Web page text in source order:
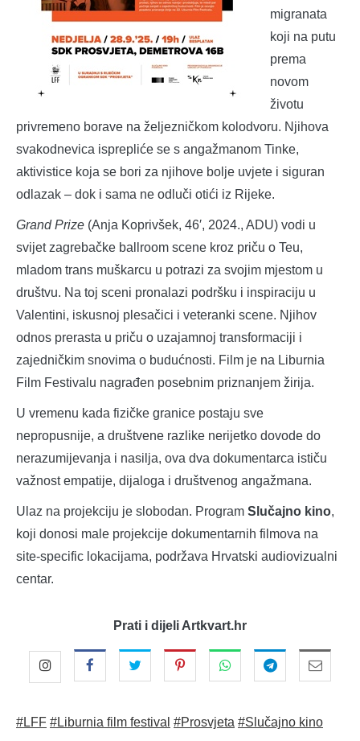
migranata
koji na putu
prema
novom
životu
privremeno borave na željezničkom kolodvoru. Njihova
svakodnevica isprepliće se s angažmanom Tinke,
aktivistice koja se bori za njihove bolje uvjete i siguran
odlazak – dok i sama ne odluči otići iz Rijeke.
Grand Prize (Anja Koprivšek, 46′, 2024., ADU) vodi u
svijet zagrebačke ballroom scene kroz priču o Teu,
mladom trans muškarcu u potrazi za svojim mjestom u
društvu. Na toj sceni pronalazi podršku i inspiraciju u
Valentini, iskusnoj plesačici i veteranki scene. Njihov
odnos prerasta u priču o uzajamnoj transformaciji i
zajedničkim snovima o budućnosti. Film je na Liburnia
Film Festivalu nagrađen posebnim priznanjem žirija.
U vremenu kada fizičke granice postaju sve
nepropusnije, a društvene razlike nerijetko dovode do
nerazumijevanja i nasilja, ova dva dokumentarca ističu
važnost empatije, dijaloga i društvenog angažmana.
Ulaz na projekciju je slobodan. Program Slučajno kino,
koji donosi male projekcije dokumentarnih filmova na
site-specific lokacijama, podržava Hrvatski audiovizualni
centar.
Prati i dijeli Artkvart.hr
#LFF #Liburnia film festival #Prosvjeta #Slučajno kino